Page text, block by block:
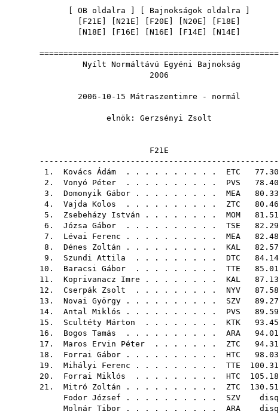
OB oldalra Bajnokságok oldalra
F21E N21E F20E N20E F18E
N18E F16E N16E F14E N14E
==================================================
Nyílt Normáltávú Egyéni Bajnokság
2006
2006-10-15 Mátraszentimre - normál
elnök: Gerzsényi Zsolt
F21E
--------------------------------------------------
1. Kovács Ádám . . . . . . . . . . ETC 77.30
2. Vonyó Péter . . . . . . . . . . PVS 78.40
3. Domonyik Gábor . . . . . . . . . MEA 80.33
4. Vajda Kolos . . . . . . . . . . ZTC 80.46
5. Zsebeházy István . . . . . . . . MOM 81.51
6. Józsa Gábor . . . . . . . . . . TSE 82.29
7. Lévai Ferenc . . . . . . . . . . MEA 82.48
8. Dénes Zoltán . . . . . . . . . . KAL 82.57
9. Szundi Attila . . . . . . . . . DTC 84.14
10. Baracsi Gábor . . . . . . . . . TTE 85.01
11. Koprivanacz Imre . . . . . . . . KAL 87.13
12. Cserpák Zsolt . . . . . . . . . NYV 87.58
13. Novai György . . . . . . . . . . SZV 89.27
14. Antal Miklós . . . . . . . . . . PVS 89.59
15. Scultéty Márton . . . . . . . . KTK 93.45
16. Bogos Tamás . . . . . . . . . . ARA 94.01
17. Maros Ervin Péter . . . . . . . ZTC 94.31
18. Forrai Gábor . . . . . . . . . . HTC 98.03
19. Mihályi Ferenc . . . . . . . . . TTE 100.31
20. Forrai Miklós . . . . . . . . . HTC 105.18
21. Mitró Zoltán . . . . . . . . . . ZTC 130.51
Fodor József . . . . . . . . . . SZV disq
Molnár Tibor . . . . . . . . . . ARA disq